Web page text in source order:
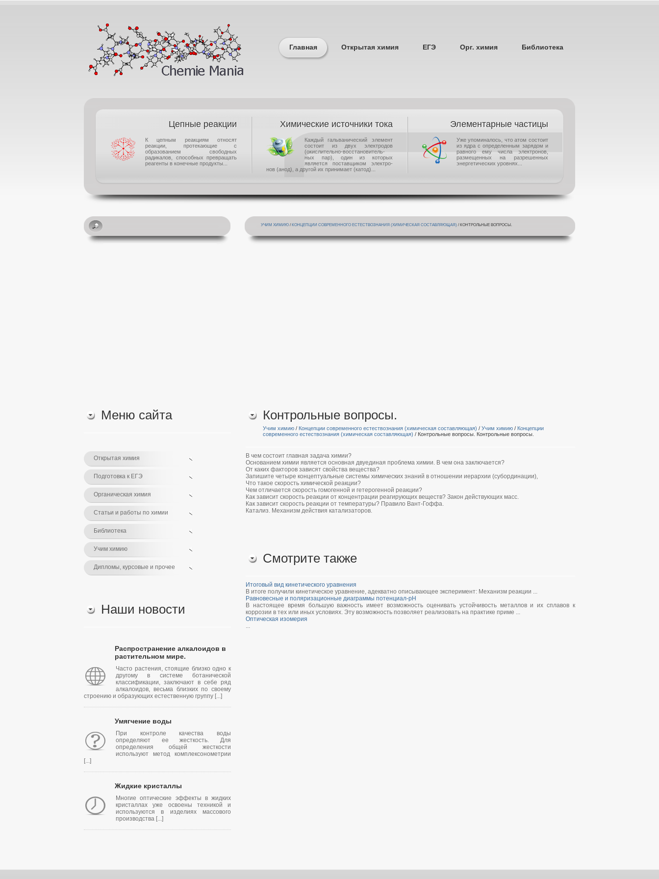
Главная Открытая химия ЕГЭ Орг. химия Библиотека
Цепные реакции
К цепным реакциям относят
реакции, протекающие с
образованием свободных
радикалов, способных превращать
реагенты в конечные продукты...
Химические источники тока
Каждый гальванический элемент
состоит из двух электродов
(окислительно-восстановитель-
ных пар), один из которых
является поставщиком электро-
нов (анод), а другой их принимает (катод)...
Элементарные частицы
Уже упоминалось, что атом состоит
из ядра с определенным зарядом и
равного ему числа электронов,
размещенных на разрешенных
энергетических уровнях...
УЧИМ ХИМИЮ / КОНЦЕПЦИИ СОВРЕМЕННОГО ЕСТЕСТВОЗНАНИЯ (ХИМИЧЕСКАЯ СОСТАВЛЯЮЩАЯ) / КОНТРОЛЬНЫЕ ВОПРОСЫ.
Меню сайта
Открытая химия
Подготовка к ЕГЭ
Органическая химия
Статьи и работы по химии
Библиотека
Учим химию
Дипломы, курсовые и прочее
Наши новости
Распространение алкалоидов в
растительном мире.
Часто растения, стоящие близко одно к
другому в системе ботанической
классификации, заключают в себе ряд
алкалоидов, весьма близких по своему
строению и образующих естественную группу [...]
Умягчение воды
При контроле качества воды
определяют ее жесткость. Для
определения общей жесткости
используют метод комплексонометрии
[...]
Жидкие кристаллы
Многие оптические эффекты в жидких
кристаллах уже освоены техникой и
используются в изделиях массового
производства [...]
Контрольные вопросы.
Учим химию / Концепции современного естествознания (химическая составляющая) / Учим химию / Концепции
современного естествознания (химическая составляющая) / Контрольные вопросы. Контрольные вопросы.
В чем состоит главная задача химии?
Основанием химии является основная двуединая проблема химии. В чем она заключается?
От каких факторов зависят свойства вещества?
Запишите четыре концептуальные системы химических знаний в отношении иерархии (субординации),
Что такое скорость химической реакции?
Чем отличается скорость гомогенной и гетерогенной реакции?
Как зависит скорость реакции от концентрации реагирующих веществ? Закон действующих масс.
Как зависит скорость реакции от температуры? Правило Вант-Гоффа.
Катализ. Механизм действия катализаторов.
Смотрите также
Итоговый вид кинетического уравнения
В итоге получили кинетическое уравнение, адекватно описывающее эксперимент: Механизм реакции ...
Равновесные и поляризационные диаграммы потенциал-pH
В настоящее время большую важность имеет возможность оценивать устойчивость металлов и их сплавов к
коррозии в тех или иных условиях. Эту возможность позволяет реализовать на практике приме ...
Оптическая изомерия
...